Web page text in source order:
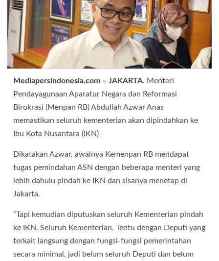
Mediapersindonesia.com – JAKARTA. Menteri
Pendayagunaan Aparatur Negara dan Reformasi
Birokrasi (Menpan RB) Abdullah Azwar Anas
memastikan seluruh kementerian akan dipindahkan ke
Ibu Kota Nusantara (IKN)
Dikatakan Azwar, awalnya Kemenpan RB mendapat
tugas pemindahan ASN dengan beberapa menteri yang
lebih dahulu pindah ke IKN dan sisanya menetap di
Jakarta.
“Tapi kemudian diputuskan seluruh Kementerian pindah
ke IKN. Seluruh Kementerian. Tentu dengan Deputi yang
terkait langsung dengan fungsi-fungsi pemerintahan
secara minimal, jadi belum seluruh Deputi dan belum